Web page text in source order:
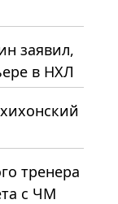
заявил,
в НХЛ
тренера
с ЧМ